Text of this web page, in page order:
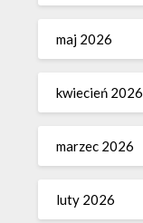
maj 2026
kwiecień 2026
marzec 2026
luty 2026